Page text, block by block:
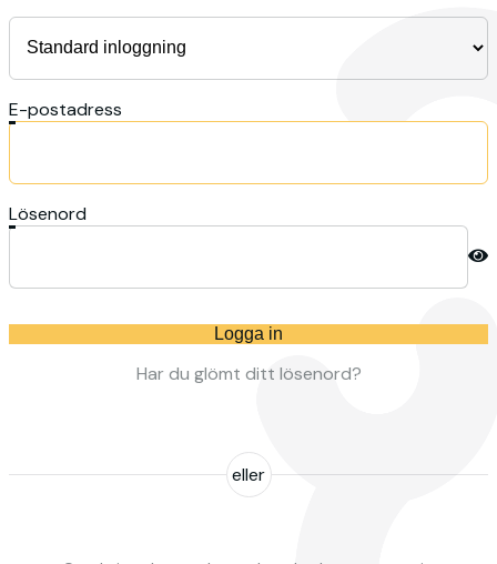
E-postadress
Lösenord
Logga in
Har du glömt ditt lösenord?
eller